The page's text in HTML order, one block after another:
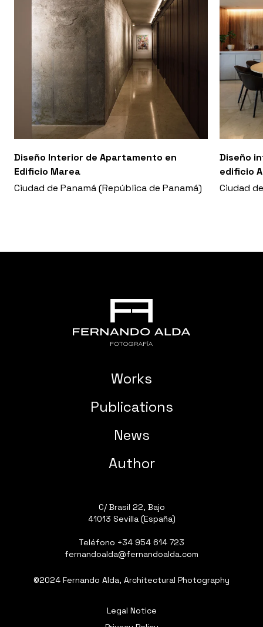
Diseño Interior de Apartamento en
Edificio Marea
Ciudad de Panamá (República de Panamá)
Diseño
edificio
Ciudad
Works
Publications
News
Author
C/ Brasil 22, Bajo
41013 Sevilla (España)
Teléfono +34 954 614 723
fernandoalda@fernandoalda.com
©2024 Fernando Alda, Architectural Photography
Legal Notice